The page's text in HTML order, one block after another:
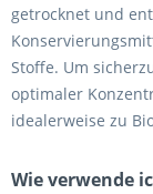
getrocknet und
Stoffe. Um
optimaler
idealerweise zu
Wie verwende